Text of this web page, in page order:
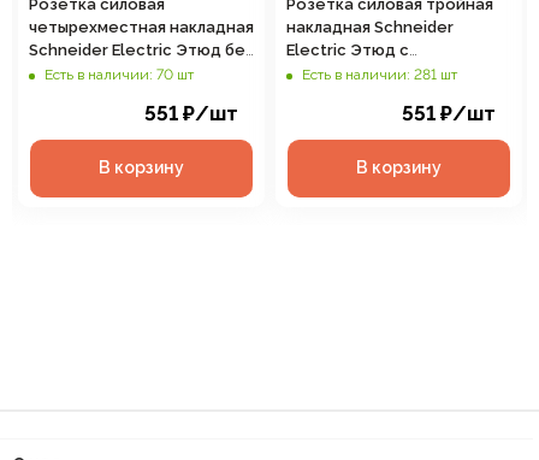
Розетка силовая
четырехместная накладная
Schneider Electric Этюд без
заземления, цвет белый,
Есть в наличии: 70 шт
551 ₽/шт
В корзину
Розетка силовая тройная
накладная Schneider
Electric Этюд с
заземлением, цвет белый,
Есть в наличии: 281 шт
551 ₽/шт
В корзину